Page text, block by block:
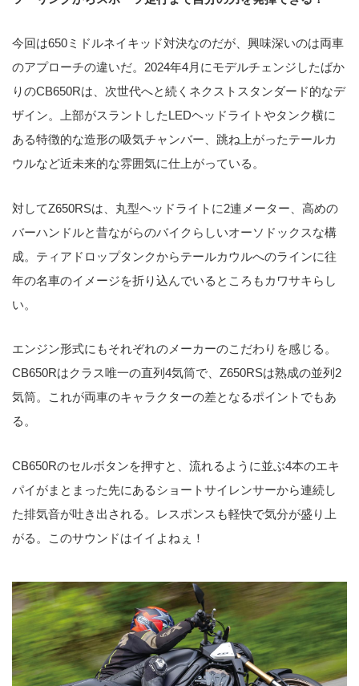
今回は650ミドルネイキッド対決なのだが、興味深いのは両車
のアプローチの違いだ。2024年4月にモデルチェンジしたばか
りのCB650Rは、次世代へと続くネクストスタンダード的なデ
ザイン。上部がスラントしたLEDヘッドライトやタンク横に
ある特徴的な造形の吸気チャンバー、跳ね上がったテールカ
ウルなど近未来的な雰囲気に仕上がっている。
対してZ650RSは、丸型ヘッドライトに2連メーター、高めの
バーハンドルと昔ながらのバイクらしいオーソドックスな構
成。ティアドロップタンクからテールカウルへのラインに往
年の名車のイメージを折り込んでいるところもカワサキらし
い。
エンジン形式にもそれぞれのメーカーのこだわりを感じる。
CB650Rはクラス唯一の直列4気筒で、Z650RSは熟成の並列2
気筒。これが両車のキャラクターの差となるポイントでもあ
る。
CB650Rのセルボタンを押すと、流れるように並ぶ4本のエキ
パイがまとまった先にあるショートサイレンサーから連続し
た排気音が吐き出される。レスポンスも軽快で気分が盛り上
がる。このサウンドはイイよねぇ！